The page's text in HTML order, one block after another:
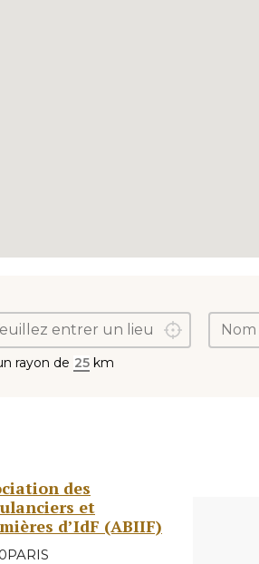
GéolocalisationLocalisez-moi
rayon de km
des
et
d’IdF (ABIIF)
PARIS